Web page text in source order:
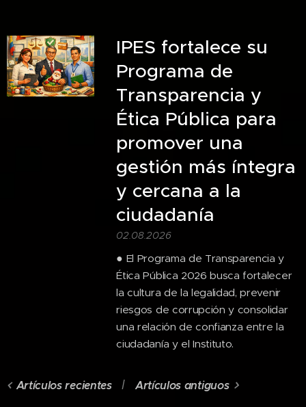
IPES fortalece su
Programa de
Transparencia y
Ética Pública para
promover una
gestión más íntegra
y cercana a la
ciudadanía
02.08.2026
● El Programa de Transparencia y
Ética Pública 2026 busca fortalecer
la cultura de la legalidad, prevenir
riesgos de corrupción y consolidar
una relación de confianza entre la
ciudadanía y el Instituto.
Artículos recientes Artículos antiguos